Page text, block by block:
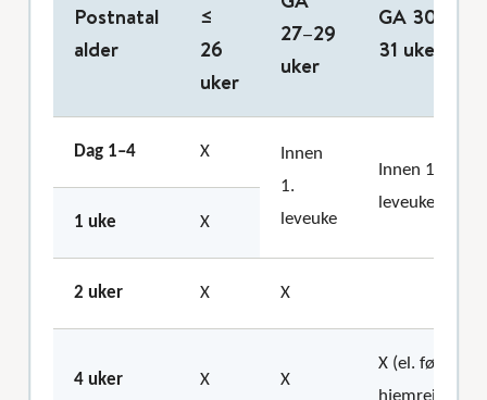
Postnatal
alder
≤
26
uker
27–29
uker
GA 30–
31 uker
Dag 1–4 X
Innen
1.
leveuke
Innen 1.
leveuke
1 uke
X
2 uker X X
4 uker X X
X (el. før
hjemreise)